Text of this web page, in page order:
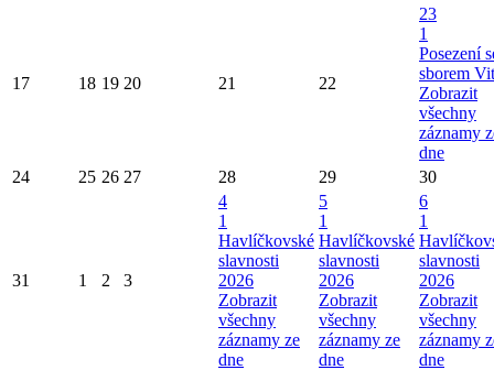
17 18 19 20 21 22
23
1
Posezení
sborem
Zobrazit
všechny
záznamy
dne
24
25 26 27 28 29 30
31 1 2 3
4
1
Havlíčkovské
slavnosti
2026
Zobrazit
všechny
záznamy ze
dne
5
1
Havlíčkovské
slavnosti
2026
Zobrazit
všechny
záznamy ze
dne
6
1
slavnosti
2026
Zobrazit
všechny
záznamy
dne